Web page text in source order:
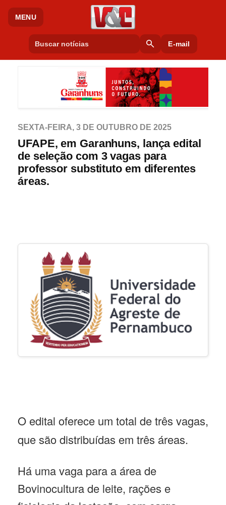
MENU
search E-mail
SEXTA-FEIRA, 3 DE OUTUBRO DE 2025
UFAPE, em Garanhuns, lança edital
de seleção com 3 vagas para
professor substituto em diferentes
áreas.
O edital oferece um total de três vagas,
que são distribuídas em três áreas.
Há uma vaga para a área de
Bovinocultura de leite, rações e